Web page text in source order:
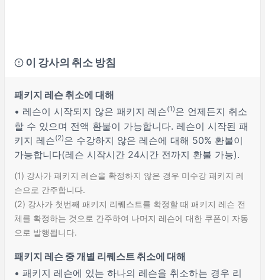
이 강사의 취소 방침
패키지 레슨 취소에 대해
• 레슨이 시작되지 않은 패키지 레슨(1)은 언제든지 취소
할 수 있으며 전액 환불이 가능합니다. 레슨이 시작된 패
키지 레슨(2)은 수강하지 않은 레슨에 대해 50% 환불이
가능합니다(레슨 시작시간 24시간 전까지 환불 가능).
(1) 강사가 패키지 레슨을 확정하지 않은 경우 미수강 패키지 레
슨으로 간주합니다.
(2) 강사가 첫번째 패키지 리퀘스트를 확정할 때 패키지 레슨 전
체를 확정하는 것으로 간주하여 나머지 레슨에 대한 쿠폰이 자동
으로 발행됩니다.
패키지 레슨 중 개별 리퀘스트 취소에 대해
• 패키지 레슨에 있는 하나의 레슨을 취소하는 경우 리